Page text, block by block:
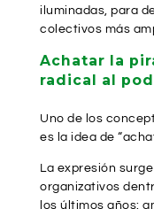
iluminadas, para
colectivos más
Achatar la
radical al
Uno de los
es la idea de
La expresión
organizativos
los últimos años: